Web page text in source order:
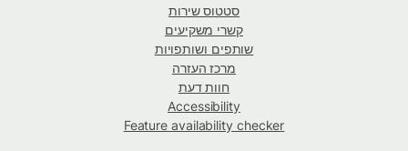
סטטוס שירות
קשרי משקיעים
שותפים ושותפויות
מרכז העזרה
חוות דעת
Accessibility
Feature availability checker